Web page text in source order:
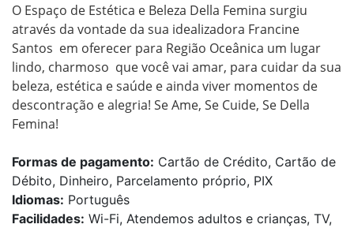
O Espaço de Estética e Beleza Della Femina surgiu
através da vontade da sua idealizadora Francine
Santos  em oferecer para Região Oceânica um lugar
lindo, charmoso  que você vai amar, para cuidar da sua
beleza, estética e saúde e ainda viver momentos de
descontração e alegria! Se Ame, Se Cuide, Se Della
Femina!
Formas de pagamento: Cartão de Crédito, Cartão de
Débito, Dinheiro, Parcelamento próprio, PIX
Idiomas: Português
Facilidades: Wi-Fi, Atendemos adultos e crianças, TV,